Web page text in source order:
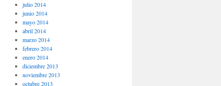
julio 2014
junio 2014
mayo 2014
abril 2014
marzo 2014
febrero 2014
enero 2014
diciembre 2013
noviembre 2013
octubre 2013